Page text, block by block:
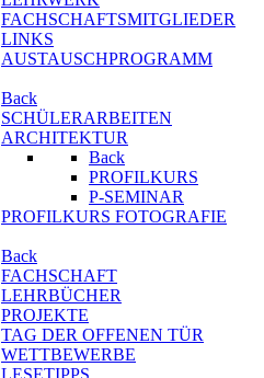
FACHSCHAFTSMITGLIEDER
LINKS
AUSTAUSCHPROGRAMM
Back
SCHÜLERARBEITEN
ARCHITEKTUR
Back
PROFILKURS
P-SEMINAR
PROFILKURS FOTOGRAFIE
Back
FACHSCHAFT
LEHRBÜCHER
PROJEKTE
TAG DER OFFENEN TÜR
WETTBEWERBE
LESETIPPS